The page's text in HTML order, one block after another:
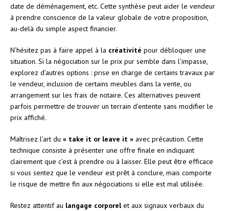
date de déménagement, etc. Cette synthèse peut aider le vendeur
à prendre conscience de la valeur globale de votre proposition,
au-delà du simple aspect financier.
N’hésitez pas à faire appel à la créativité pour débloquer une
situation. Si la négociation sur le prix pur semble dans l’impasse,
explorez d’autres options : prise en charge de certains travaux par
le vendeur, inclusion de certains meubles dans la vente, ou
arrangement sur les frais de notaire. Ces alternatives peuvent
parfois permettre de trouver un terrain d’entente sans modifier le
prix affiché.
Maîtrisez l’art du « take it or leave it » avec précaution. Cette
technique consiste à présenter une offre finale en indiquant
clairement que c’est à prendre ou à laisser. Elle peut être efficace
si vous sentez que le vendeur est prêt à conclure, mais comporte
le risque de mettre fin aux négociations si elle est mal utilisée.
Restez attentif au langage corporelet aux signaux verbaux du